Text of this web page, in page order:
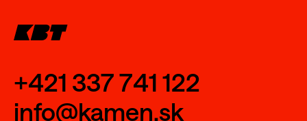
+421 337 741 122
info@kamen.sk